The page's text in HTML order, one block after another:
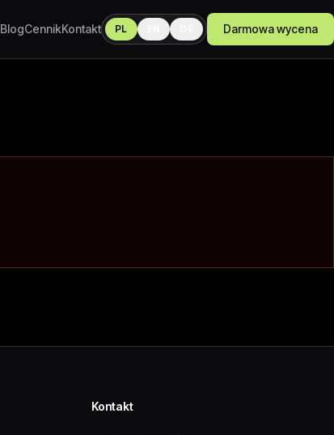
BlogCennikKontakt PL Darmowa wycena
Kontakt